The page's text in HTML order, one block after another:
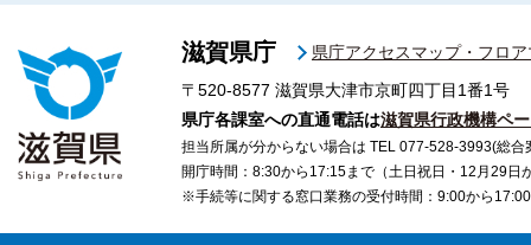
滋賀県庁
県庁アクセスマップ・フロ
〒520-8577 滋賀県大津市京町四丁目1番1号
県庁各課室への直通電話は滋賀県行政機構ペ
担当所属が分からない場合は TEL 077-528-3993(総合
開庁時間：8:30から17:15まで（土日祝日・12月29日
※手続等に関する窓口業務の受付時間：9:00から